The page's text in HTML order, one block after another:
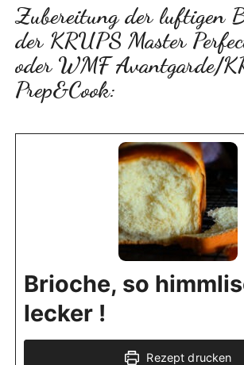
Zubereitung der luftigen
der KRUPS Master
oder WMF Avantgarde/
Prep&Cook:
Brioche, so
lecker !
Rezept drucken